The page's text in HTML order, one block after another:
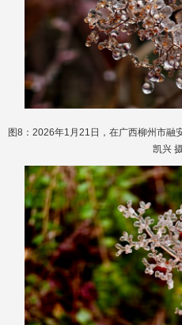
图8：2026年1月21日，在广西柳州市融
凯兴 摄